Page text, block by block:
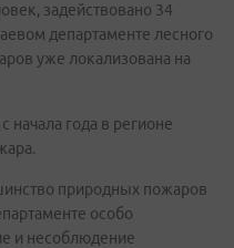
задействовано 34
департаменте лесного
уже локализована на
начала года в регионе
природных пожаров
особо
и несоблюдение